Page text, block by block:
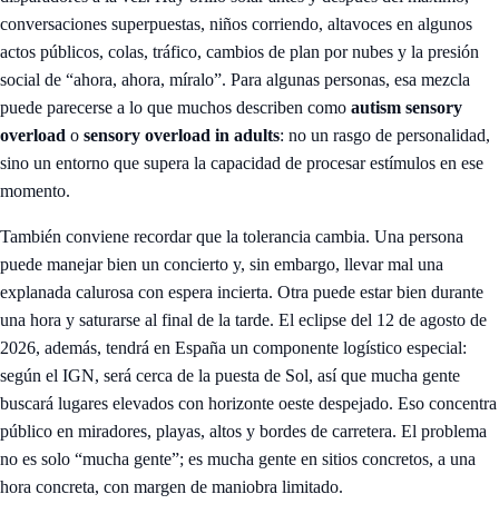
conversaciones superpuestas, niños corriendo, altavoces en algunos
actos públicos, colas, tráfico, cambios de plan por nubes y la presión
social de “ahora, ahora, míralo”. Para algunas personas, esa mezcla
puede parecerse a lo que muchos describen como autism sensory
overload o sensory overload in adults: no un rasgo de personalidad,
sino un entorno que supera la capacidad de procesar estímulos en ese
momento.
También conviene recordar que la tolerancia cambia. Una persona
puede manejar bien un concierto y, sin embargo, llevar mal una
explanada calurosa con espera incierta. Otra puede estar bien durante
una hora y saturarse al final de la tarde. El eclipse del 12 de agosto de
2026, además, tendrá en España un componente logístico especial:
según el IGN, será cerca de la puesta de Sol, así que mucha gente
buscará lugares elevados con horizonte oeste despejado. Eso concentra
público en miradores, playas, altos y bordes de carretera. El problema
no es solo “mucha gente”; es mucha gente en sitios concretos, a una
hora concreta, con margen de maniobra limitado.